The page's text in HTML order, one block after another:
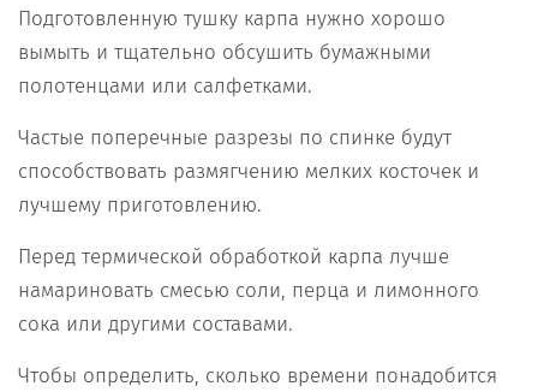
Подготовленную тушку карпа нужно хорошо
вымыть и тщательно обсушить бумажными
полотенцами или салфетками.
Частые поперечные разрезы по спинке будут
способствовать размягчению мелких косточек и
лучшему приготовлению.
Перед термической обработкой карпа лучше
намариновать смесью соли, перца и лимонного
сока или другими составами.
Чтобы определить, сколько времени понадобится